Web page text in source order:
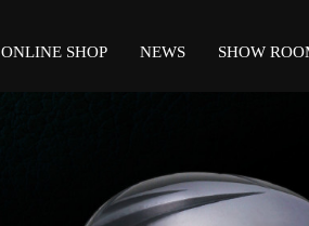
ONLINE SHOP NEWS SHOW